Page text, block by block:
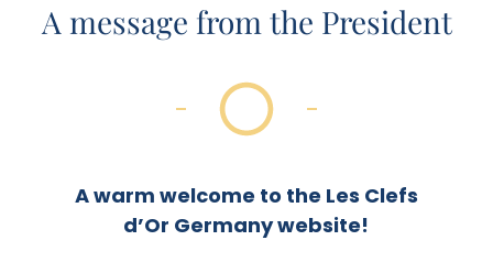
Herzlich Willkommen bei
Die Goldenen Schlüssel
Deutschland e.V.
Mehr Informationen
A message from the President
A warm welcome to the Les Clefs
d’Or Germany website!